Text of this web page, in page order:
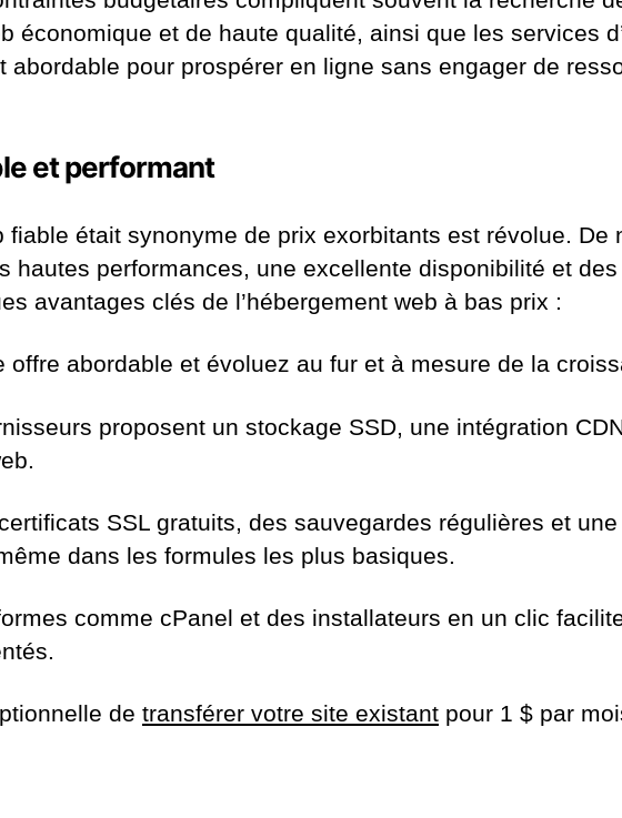
économique et de haute qualité, ainsi que les services
pour prospérer en ligne sans engager de
et performant
fiable était synonyme de prix exorbitants est révolue.
hautes performances, une excellente disponibilité et
avantages clés de l’hébergement web à bas prix :
offre abordable et évoluez au fur et à mesure de la
proposent un stockage SSD, une intégration
SSL gratuits, des sauvegardes régulières et
dans les formules les plus basiques.
comme cPanel et des installateurs en un clic
de transférer votre site existant pour 1 $ par